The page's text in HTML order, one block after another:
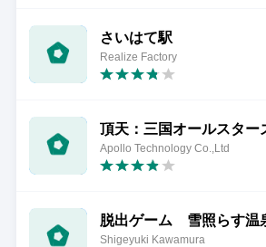
さいはて駅
Realize Factory
頂天：三国オールスター
Apollo Technology Co.,Ltd
脱出ゲーム 雪照らす温
Shigeyuki Kawamura